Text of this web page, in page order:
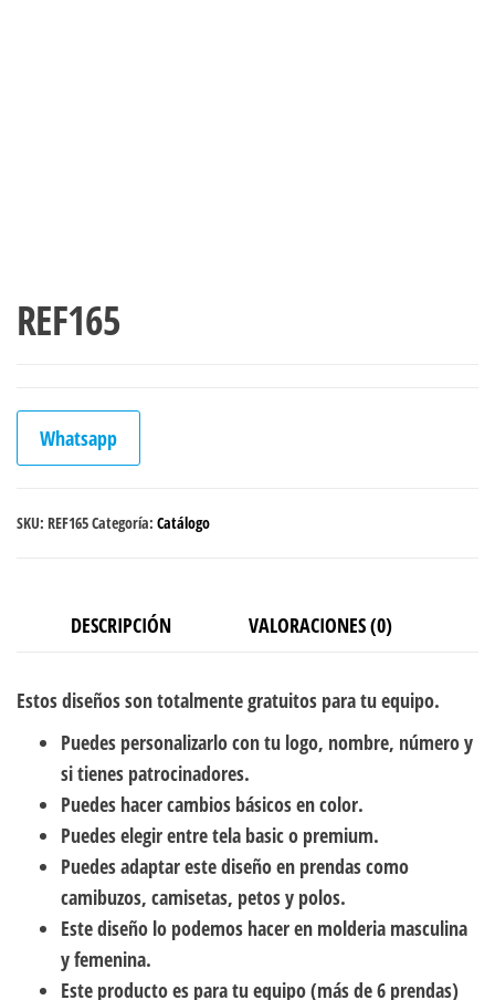
REF165
Whatsapp
SKU: REF165Categoría: Catálogo
DESCRIPCIÓN VALORACIONES (0)
Estos diseños son totalmente gratuitos para tu equipo.
Puedes personalizarlo con tu logo, nombre, número y
si tienes patrocinadores.
Puedes hacer cambios básicos en color.
Puedes elegir entre tela basic o premium.
Puedes adaptar este diseño en prendas como
camibuzos, camisetas, petos y polos.
Este diseño lo podemos hacer en molderia masculina
y femenina.
Este producto es para tu equipo (más de 6 prendas)